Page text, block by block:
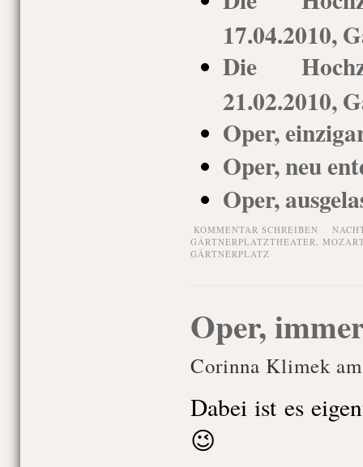
17.04.2010,
Die
21.02.2010,
Oper,
Oper, neu
Oper,
KOMMENTAR SCHREIBEN
GÄRTNERPLATZTHEATER,
GÄRTNERPLATZ
Oper,
Corinna Klimek
Dabei ist es
😉